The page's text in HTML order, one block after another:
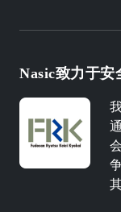
Nasic致力于安